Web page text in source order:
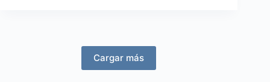
Cargar más